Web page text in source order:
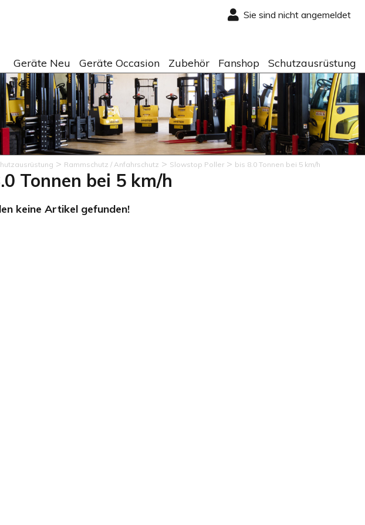
Sie sind nicht angemeldet
Geräte Neu Geräte Occasion Zubehör Fanshop Schutzausrüstung
> Rammschutz / Anfahrschutz > Slowstop Poller > bis 8.0 Tonnen bei 5 km/h
Tonnen bei 5 km/h
keine Artikel gefunden!